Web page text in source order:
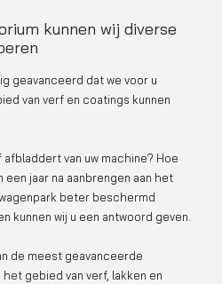
kunnen wij diverse
geavanceerd dat we voor u
van verf en coatings kunnen
van uw machine? Hoe
jaar na aanbrengen aan het
beter beschermd
kunnen wij u een antwoord geven.
de meest geavanceerde
gebied van verf, lakken en